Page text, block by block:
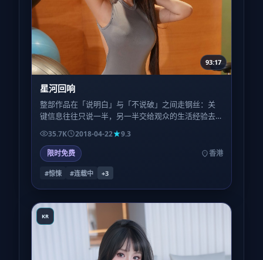
93:17
星河回响
整部作品在「说明白」与「不说破」之间走钢丝：关
键信息往往只说一半，另一半交给观众的生活经验去
填。喜欢被喂到嘴里的叙事，可能会略感疲惫；反之
则会上瘾。
35.7K 2018-04-22
9.3
限时免费
香港
#惊悚 #连载中 +3
KR